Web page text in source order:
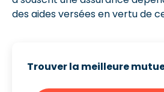
des aides versées en vertu de
Trouver la meilleure